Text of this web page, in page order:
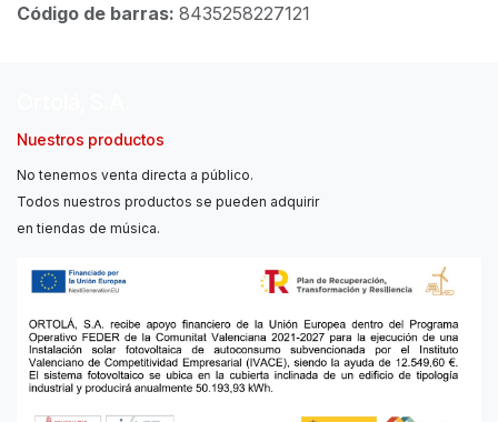
Código de barras: 8435258227121
Nuestros productos
No tenemos venta directa a público.
Todos nuestros productos se pueden adquirir
en tiendas de música.